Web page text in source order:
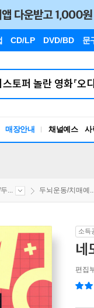
CD/LP DVD/BD 문
매장안내 채널예스 사
... 두뇌운동/치매예
소득
네
편집